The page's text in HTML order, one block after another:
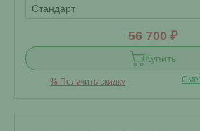
Стандарт
56 700 ₽
Купить
% Получить скидку